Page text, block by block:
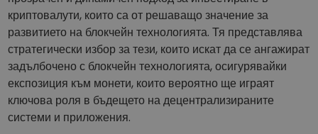
криптовалути, които са от решаващо значение за
развитието на блокчейн технологията. Тя представлява
стратегически избор за тези, които искат да се ангажират
задълбочено с блокчейн технологията, осигурявайки
експозиция към монети, които вероятно ще играят
ключова роля в бъдещето на децентрализираните
системи и приложения.